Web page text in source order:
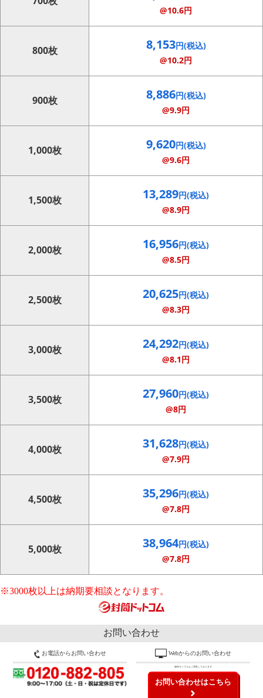
@10.6円
800枚 8,153円(税込)
@10.2円
900枚 8,886円(税込)
@9.9円
1,000枚 9,620円(税込)
@9.6円
1,500枚 13,289円(税込)
@8.9円
2,000枚 16,956円(税込)
@8.5円
2,500枚 20,625円(税込)
@8.3円
3,000枚 24,292円(税込)
@8.1円
3,500枚 27,960円(税込)
@8円
4,000枚 31,628円(税込)
@7.9円
4,500枚 35,296円(税込)
@7.8円
5,000枚 38,964円(税込)
@7.8円
※3000枚以上は納期要相談となります。
お問い合わせ
お電話からお問い合わせ Webからのお問い合わせ
無料サンプルもご用意しております
お問い合わせはこちら